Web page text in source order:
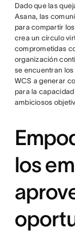
Dado que las
Asana, las
para compartir
crea un círculo
comprometidas
organización
se encuentran
WCS a generar
para la
ambiciosos
los